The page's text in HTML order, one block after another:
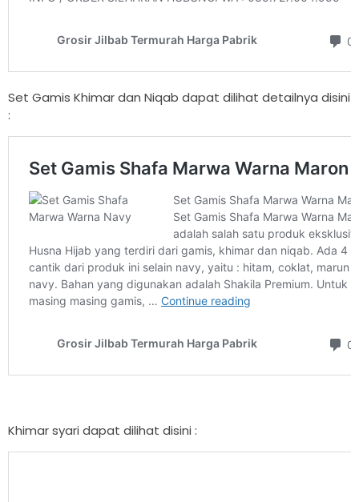
Set Gamis Khimar dan Niqab dapat dilihat detailnya disini
:
Khimar syari dapat dilihat disini :